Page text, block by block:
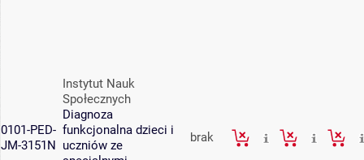
0101-PED-
JM-3151N
Instytut Nauk
Społecznych
Diagnoza
funkcjonalna dzieci i
uczniów ze
brak